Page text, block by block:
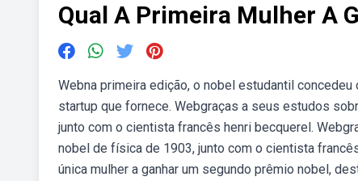
Qual A Primeira Mulher A
Webna primeira edição, o nobel estudantil
startup que fornece. Webgraças a seus estudos
junto com o cientista francês henri becquerel.
nobel de física de 1903, junto com o cientista
única mulher a ganhar um segundo prêmio nobel,